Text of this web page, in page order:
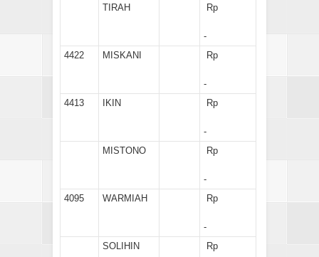
TIRAH
Rp
-
4422
MISKANI Rp
-
4413
IKIN Rp
-
MISTONO
Rp
-
4095
WARMIAH Rp
-
SOLIHIN
Rp